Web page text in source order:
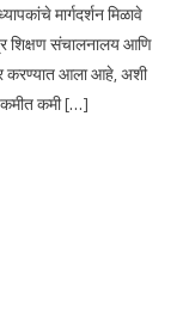
मार्गदर्शन मिळावे
शिक्षण संचालनालय आणि
करण्यात आला आहे, अशी
कमीत कमी […]